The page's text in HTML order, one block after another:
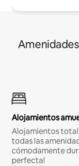
Alojamientos
Alojamientos
todas las
cómodamente
perfecta!